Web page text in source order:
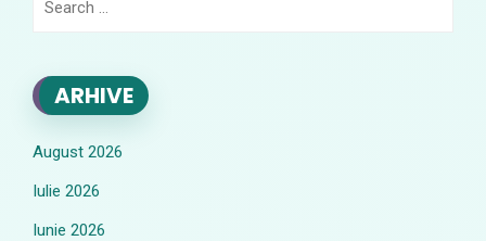
ARHIVE
August 2026
Iulie 2026
Iunie 2026